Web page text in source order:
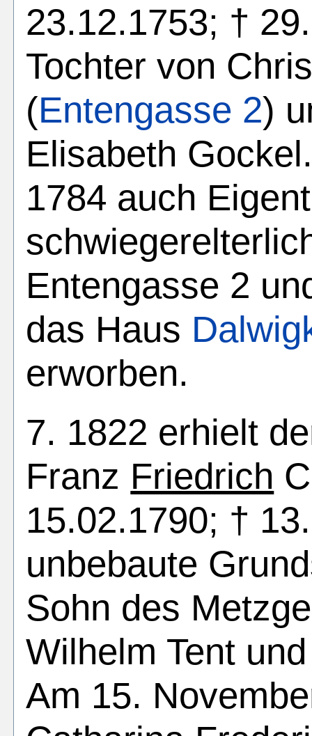
23.12.1753; †
Tochter von
(Entengasse 2)
Elisabeth
1784 auch
Entengasse 2
das Haus
erworben.
7. 1822 erhielt
Franz Friedrich
15.02.1790; †
unbebaute
Sohn des
Wilhelm Tent
Am 15.